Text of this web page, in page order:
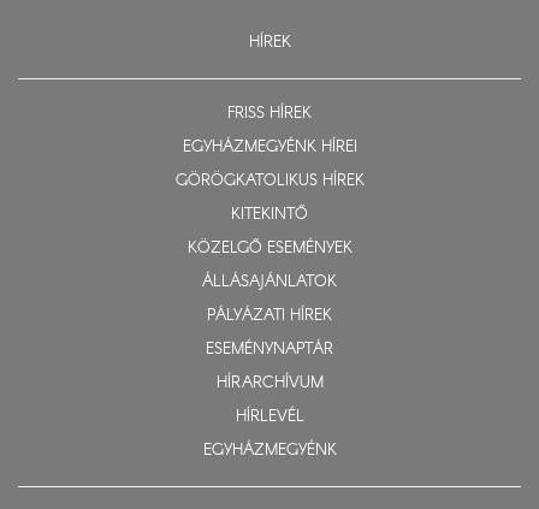
HÍREK
FRISS HÍREK
EGYHÁZMEGYÉNK HÍREI
GÖRÖGKATOLIKUS HÍREK
KITEKINTŐ
KÖZELGŐ ESEMÉNYEK
ÁLLÁSAJÁNLATOK
PÁLYÁZATI HÍREK
ESEMÉNYNAPTÁR
HÍRARCHÍVUM
HÍRLEVÉL
EGYHÁZMEGYÉNK